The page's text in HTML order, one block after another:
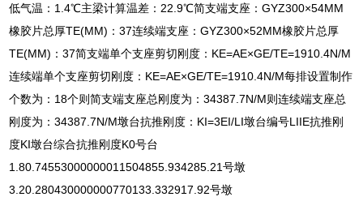
低气温：1.4℃主梁计算温差：22.9℃简支端支座：GYZ300×54MM
橡胶片总厚TE(MM)：37连续端支座：GYZ300×52MM橡胶片总厚
TE(MM)：37简支端单个支座剪切刚度：KE=AE×GE/TE=1910.4N/M
连续端单个支座剪切刚度：KE=AE×GE/TE=1910.4N/M每排设置制作
个数为：18个则简支端支座总刚度为：34387.7N/M则连续端支座总
刚度为：34387.7N/M墩台抗推刚度：KI=3EI/LI墩台编号LIIE抗推刚
度KI墩台综合抗推刚度K0号台
1.80.74553000000011504855.934285.21号墩
3.20.280430000000770133.332917.92号墩